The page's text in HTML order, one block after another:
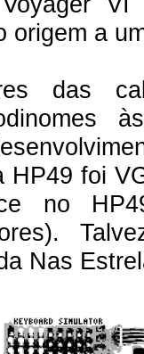
origem a
das
HP49 foi
no
Nas